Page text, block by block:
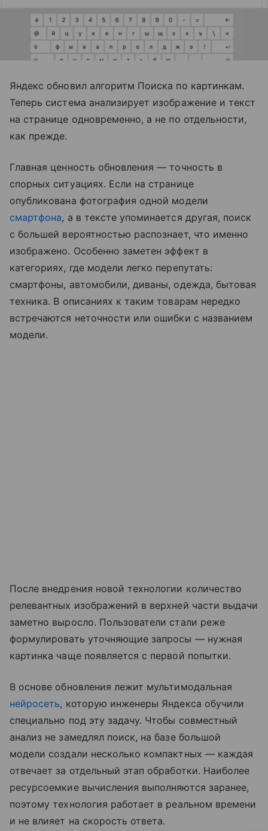
Яндекс обновил алгоритм Поиска по картинкам.
Теперь система анализирует изображение и текст
на странице одновременно, а не по отдельности,
как прежде.
Главная ценность обновления — точность в
спорных ситуациях. Если на странице
опубликована фотография одной модели
смартфона, а в тексте упоминается другая, поиск
с большей вероятностью распознает, что именно
изображено. Особенно заметен эффект в
категориях, где модели легко перепутать:
смартфоны, автомобили, диваны, одежда, бытовая
техника. В описаниях к таким товарам нередко
встречаются неточности или ошибки с названием
модели.
После внедрения новой технологии количество
релевантных изображений в верхней части выдачи
заметно выросло. Пользователи стали реже
формулировать уточняющие запросы — нужная
картинка чаще появляется с первой попытки.
В основе обновления лежит мультимодальная
нейросеть, которую инженеры Яндекса обучили
специально под эту задачу. Чтобы совместный
анализ не замедлял поиск, на базе большой
модели создали несколько компактных — каждая
отвечает за отдельный этап обработки. Наиболее
ресурсоемкие вычисления выполняются заранее,
поэтому технология работает в реальном времени
и не влияет на скорость ответа.